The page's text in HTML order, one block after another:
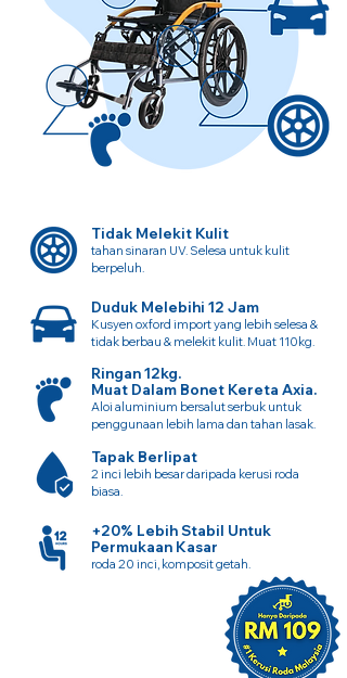
Tidak Melekit Kulit
tahan sinaran UV. Selesa untuk kulit
berpeluh.
Duduk Melebihi 12 Jam
Kusyen oxford import yang lebih selesa &
tidak berbau & melekit kulit. Muat 110kg.
Ringan 12kg.
Muat Dalam Bonet Kereta Axia.
Aloi aluminium bersalut serbuk untuk
penggunaan lebih lama dan tahan lasak.
Tapak Berlipat
2 inci lebih besar daripada kerusi roda
biasa.
+20% Lebih Stabil Untuk
Permukaan Kasar
roda 20 inci, komposit getah.